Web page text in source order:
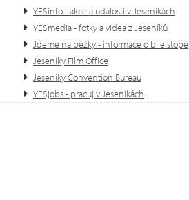
YESinfo - akce a události v Jeseníkách
YESmedia - fotky a videa z Jeseníků
Jdeme na běžky - informace o bíle stopě
Jeseníky Film Office
Jeseníky Convention Bureau
YESjobs - pracuj v Jeseníkách